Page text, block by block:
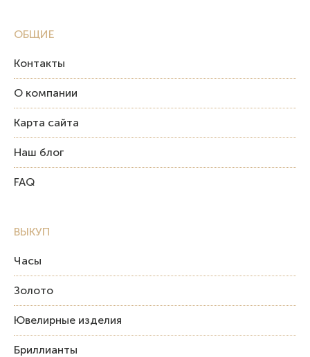
ОБЩИЕ
Контакты
О компании
Карта сайта
Наш блог
FAQ
ВЫКУП
Часы
Золото
Ювелирные изделия
Бриллианты